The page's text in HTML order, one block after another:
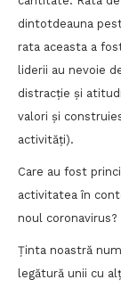
dintotdeauna
rata aceasta a
liderii au nevoie
distracție și
valori și
activități).
Care au fost
activitatea în
noul coronavirus?
Ținta noastră
legătură unii cu